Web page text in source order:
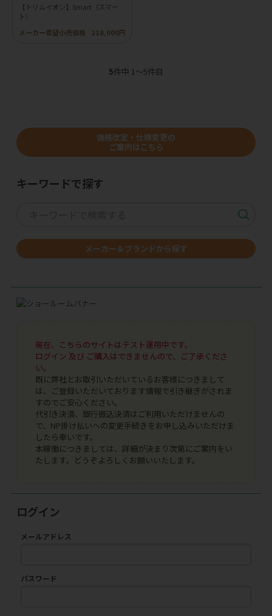
【トリムイオン】Smart（スマー
ト）
メーカー希望小売価格
218,000円
5件中 1〜5件目
価格改定・仕様変更の
ご案内はこちら
キーワードで探す
メーカー＆ブランドから探す
現在、こちらのサイトはテスト運用中です。
ログイン 及び ご購入はできませんので、ご了承くださ
い。
既に弊社とお取引いただいているお客様につきまして
は、ご登録いただいております情報で引き継ぎがされま
すのでご安心ください。
代引き決済、銀行振込決済はご利用いただけませんの
で、NP掛け払いへの変更手続きをお申し込みいただけま
したら幸いです。
本稼働につきましては、詳細が決まり次第にご案内をい
たします。どうぞよろしくお願いいたします。
ログイン
メールアドレス
パスワード